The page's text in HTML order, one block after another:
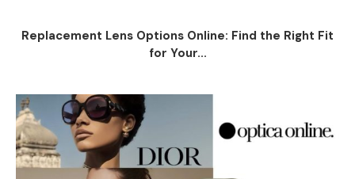
Replacement Lens Options Online: Find the Right Fit
for Your...